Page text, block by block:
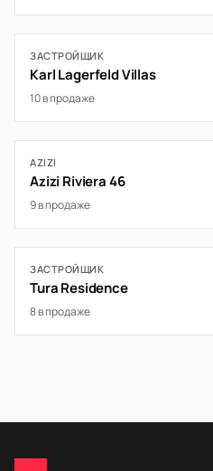
ЗАСТРОЙЩИК
Karl Lagerfeld Villas
10 в продаже
AZIZI
Azizi Riviera 46
9 в продаже
ЗАСТРОЙЩИК
Tura Residence
8 в продаже